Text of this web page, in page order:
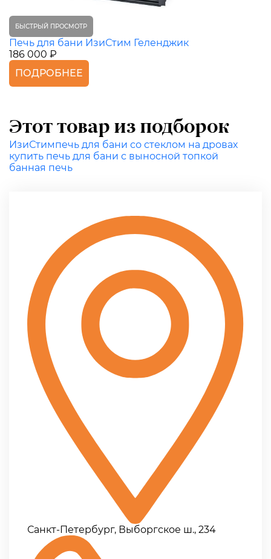
БЫСТРЫЙ ПРОСМОТР
Печь для бани ИзиСтим Геленджик
186 000 ₽
ПОДРОБНЕЕ
Этот товар из подборок
ИзиСтимпечь для бани со стеклом на дровах
купить печь для бани с выносной топкой
банная печь
Санкт-Петербург, Выборгское ш., 234